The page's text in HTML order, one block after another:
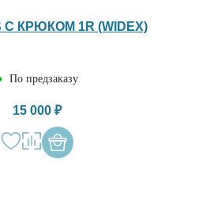
КРЮКОМ 1R (WIDEX)
По предзаказу
15 000 ₽